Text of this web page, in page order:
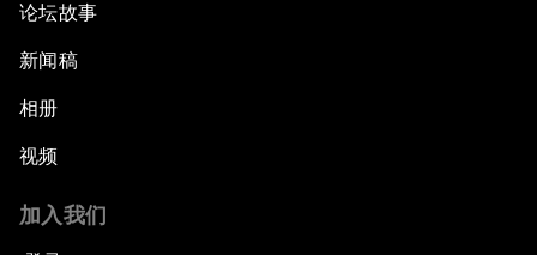
论坛故事
新闻稿
相册
视频
加入我们